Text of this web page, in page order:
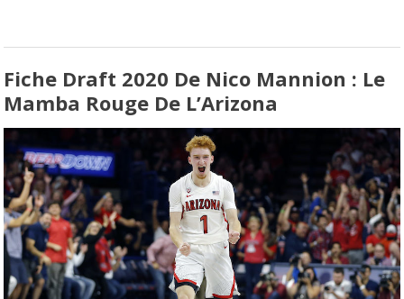
Fiche Draft 2020 De Nico Mannion : Le
Mamba Rouge De L’Arizona